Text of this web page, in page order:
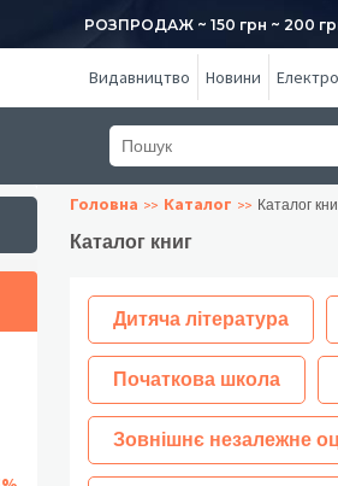
РОЗПРОДАЖ ~ 150 грн ~ 200
Видавництво Новини
Головна Каталог Каталог
Каталог книг
Дитяча література
Початкова школа
Зовнішнє незалежне